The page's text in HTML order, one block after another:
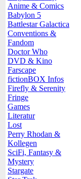
Anime & Comics
Babylon 5
Battlestar Galactica
Conventions &
Fandom
Doctor Who
DVD & Kino
Farscape
fictionBOX Infos
Firefly & Serenity
Fringe
Games
Literatur
Lost
Perry Rhodan &
Kollegen
SciFi, Fantasy &
Mystery
Stargate